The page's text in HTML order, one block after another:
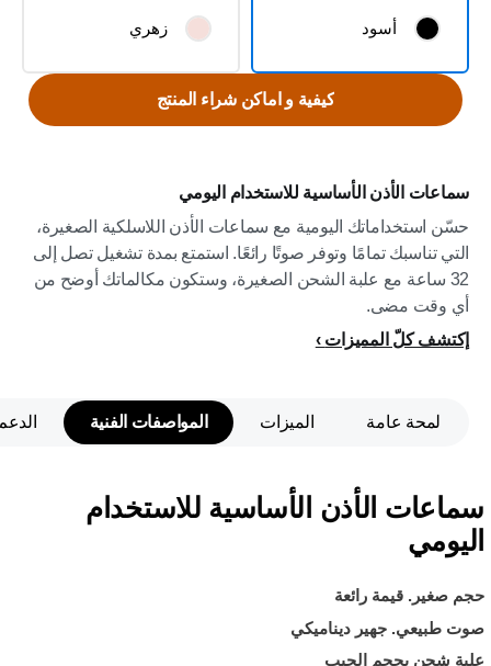
سماعات الأذن الأساسية للاستخدام اليومي
حسّن استخداماتك اليومية مع سماعات الأذن اللاسلكية الصغيرة،
التي تناسبك تمامًا وتوفر صوتًا رائعًا. استمتع بمدة تشغيل تصل إلى
32 ساعة مع علبة الشحن الصغيرة، وستكون مكالماتك أوضح من
أي وقت مضى.
إكتشف كلّ المميزات
أسود زهري
كيفية و اماكن شراء المنتج
لمحة عامة الميزات المواصفات الفنية
سماعات الأذن الأساسية للاستخدام
اليومي
حجم صغير. قيمة رائعة
صوت طبيعي. جهير ديناميكي
علبة شحن بحجم الجيب